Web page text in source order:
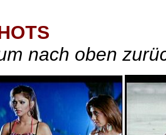
nach oben